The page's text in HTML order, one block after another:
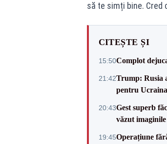
să te simți bine. Cred
CITEȘTE ȘI
15:50Complot
21:42Trump: Rusia
pentru Ucraina
20:43Gest superb
văzut imaginile
19:45Operațiune